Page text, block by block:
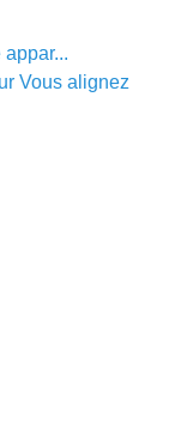
Vous alignez